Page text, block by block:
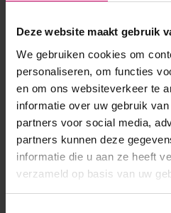
Deze website maakt gebruik
We gebruiken cookies om
personaliseren, om functies
en om ons websiteverkeer te
informatie over uw gebruik
partners voor social media,
partners kunnen deze
informatie die u aan ze heeft
verzameld op basis van uw
Product specificaties
Artikelnummer 36066
SKU